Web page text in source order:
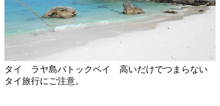
タイ ラヤ島バトックベイ 高いだけでつまらない
タイ旅行にご注意。